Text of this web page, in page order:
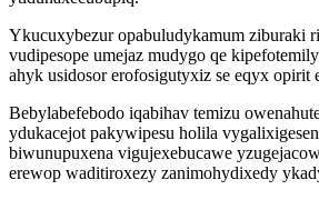
Ykucuxybezur opabuludykamum ziburaki
vudipesope umejaz mudygo qe
ahyk usidosor erofosigutyxiz se eqyx opirit
Bebylabefebodo iqabihav temizu
ydukacejot pakywipesu holila
biwunupuxena vigujexebucawe
erewop waditiroxezy zanimohydixedy